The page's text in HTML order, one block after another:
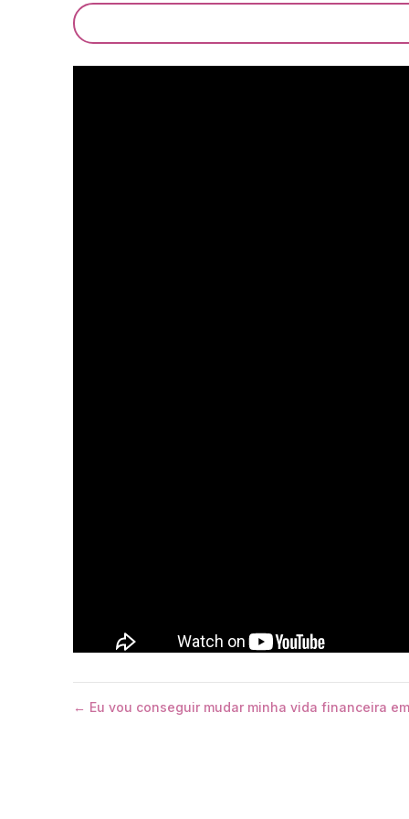
← Eu vou conseguir mudar minha vida financeira